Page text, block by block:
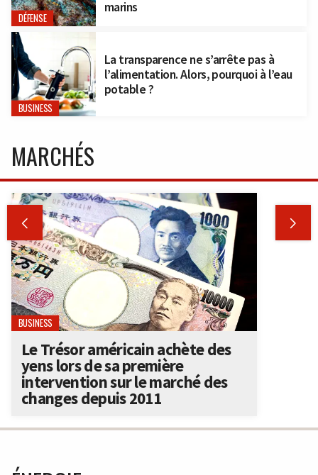
DÉFENSE
marins
BUSINESS
La transparence ne s’arrête pas à
l’alimentation. Alors, pourquoi à l’eau
potable ?
MARCHÉS
 
BUSINESS
Le Trésor américain achète des
yens lors de sa première
intervention sur le marché des
changes depuis 2011